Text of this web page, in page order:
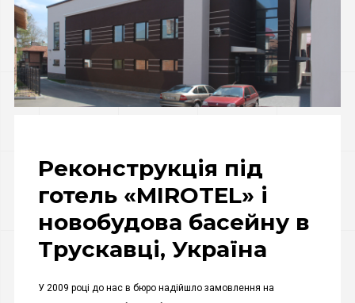
Реконструкція під
готель «MIROTEL» і
новобудова басейну в
Трускавці, Україна
У 2009 році до нас в бюро надійшло замовлення на